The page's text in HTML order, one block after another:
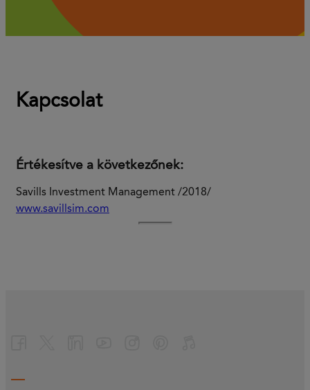
Kapcsolat
Értékesítve a következőnek:
Savills Investment Management /2018/
www.savillsim.com